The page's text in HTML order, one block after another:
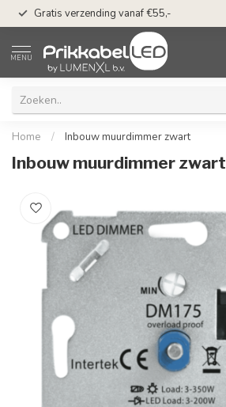
Gratis verzending vanaf €55,-
MENU
Home / Inbouw muurdimmer zwart
Inbouw muurdimmer zwart